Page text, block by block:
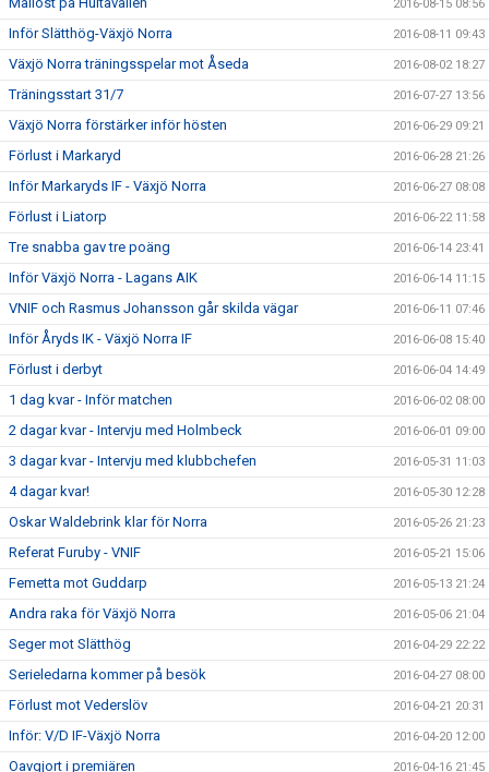
2016-08-15 08:56
Inför Slätthög-Växjö Norra 2016-08-11 09:43
Växjö Norra träningsspelar mot Åseda 2016-08-02 18:27
Träningsstart 31/7 2016-07-27 13:56
Växjö Norra förstärker inför hösten 2016-06-29 09:21
Förlust i Markaryd 2016-06-28 21:26
Inför Markaryds IF - Växjö Norra 2016-06-27 08:08
Förlust i Liatorp 2016-06-22 11:58
Tre snabba gav tre poäng 2016-06-14 23:41
Inför Växjö Norra - Lagans AIK 2016-06-14 11:15
VNIF och Rasmus Johansson går skilda vägar 2016-06-11 07:46
Inför Åryds IK - Växjö Norra IF 2016-06-08 15:40
Förlust i derbyt 2016-06-04 14:49
1 dag kvar - Inför matchen 2016-06-02 08:00
2 dagar kvar - Intervju med Holmbeck 2016-06-01 09:00
3 dagar kvar - Intervju med klubbchefen 2016-05-31 11:03
4 dagar kvar! 2016-05-30 12:28
Oskar Waldebrink klar för Norra 2016-05-26 21:23
Referat Furuby - VNIF 2016-05-21 15:06
Femetta mot Guddarp 2016-05-13 21:24
Andra raka för Växjö Norra 2016-05-06 21:04
Seger mot Slätthög 2016-04-29 22:22
Serieledarna kommer på besök 2016-04-27 08:00
Förlust mot Vederslöv 2016-04-21 20:31
Inför: V/D IF-Växjö Norra 2016-04-20 12:00
Oavgjort i premiären 2016-04-16 21:45